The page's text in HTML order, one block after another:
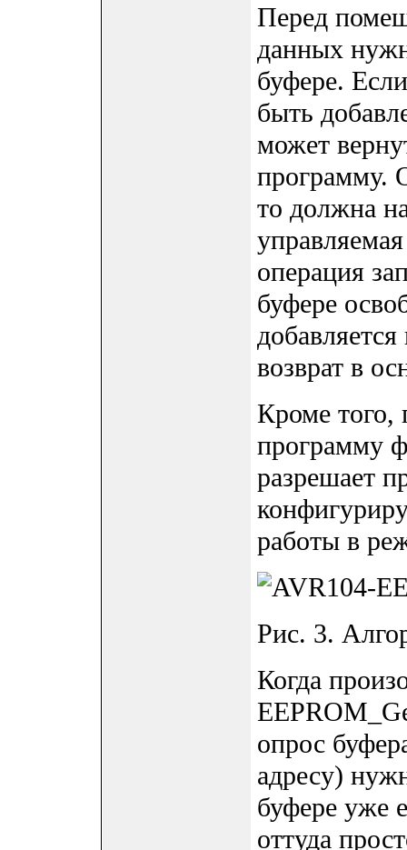
Перед
данных
буфере.
быть
может
программу.
то должна
операция
буфере
возврат в
Кроме того,
программу
разрешает
работы в
Рис. 3.
Когда
опрос
адресу)
буфере уже
оттуда